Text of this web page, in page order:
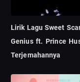
Lirik Lagu Sweet
Genius ft. Prince
Terjemahannya